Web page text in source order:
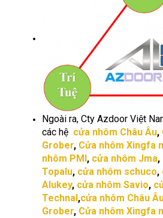
Ngoài ra, Cty Azdoor Việt
các hệ cửa nhôm Châu Âu,
Grober, Cửa nhôm Xingfa
nhôm PMI, cửa nhôm Jma,
Topalu, cửa nhôm schuco,
Alukey, cửa nhôm Savio,
Technal,cửa nhôm Châu
Grober, Cửa nhôm Xingfa